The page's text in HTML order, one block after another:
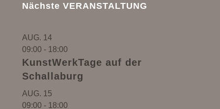
Nächste VERANSTALTUNG
AUG. 14
09:00 - 18:00
KunstWerkTage auf der
Schallaburg
AUG. 15
09:00 - 18:00